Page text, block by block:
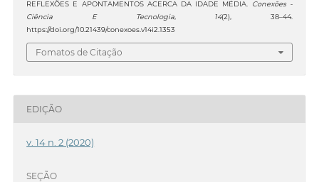
REFLEXÕES E APONTAMENTOS ACERCA DA IDADE MÉDIA.
Conexões -
Ciência E Tecnologia, 14(2), 38–44.
https://doi.org/10.21439/conexoes.v14i2.1353
Fomatos de Citação
EDIÇÃO
v. 14 n. 2 (2020)
SEÇÃO